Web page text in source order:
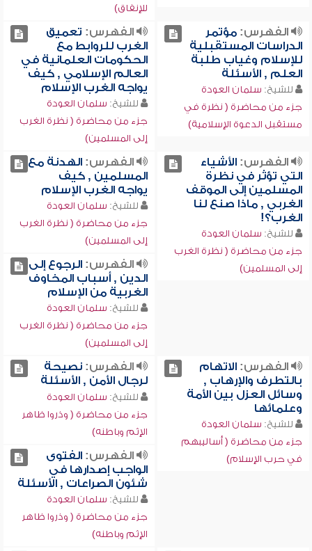
للإنفاق)
الفهرس:مؤتمر
الدراسات المستقبلية
للإسلام وغياب طلبة
العلم , الأسئلة
للشيخ: سلمان العودة
جزء من محاضرة ( نظرة في
مستقبل الدعوة الإسلامية)
الفهرس: تعميق
الغرب للروابط مع
الحكومات العلمانية في
العالم الإسلامي , كيف
يواجه الغرب الإسلام
للشيخ: سلمان العودة
جزء من محاضرة ( نظرة الغرب
إلى المسلمين)
الفهرس:الأشياء
التي تؤثر في نظرة
المسلمين إلى الموقف
الغربي , ماذا صنع لنا
الغرب؟!
للشيخ: سلمان العودة
جزء من محاضرة ( نظرة الغرب
إلى المسلمين)
الفهرس:الهدنة مع
المسلمين , كيف
يواجه الغرب الإسلام
للشيخ: سلمان العودة
جزء من محاضرة ( نظرة الغرب
إلى المسلمين)
الفهرس:الرجوع إلى
الدين , أسباب المخاوف
الغربية من الإسلام
للشيخ: سلمان العودة
جزء من محاضرة ( نظرة الغرب
إلى المسلمين)
الفهرس:الاتهام
بالتطرف والإرهاب ,
وسائل العزل بين الأمة
وعلمائها
للشيخ: سلمان العودة
جزء من محاضرة ( أساليبهم
في حرب الإسلام)
الفهرس:نصيحة
لرجال الأمن , الأسئلة
للشيخ: سلمان العودة
جزء من محاضرة ( وذروا ظاهر
الإثم وباطنه)
الفهرس:الفتوى
الواجب إصدارها في
شئون الصراعات , الأسئلة
للشيخ: سلمان العودة
جزء من محاضرة ( وذروا ظاهر
الإثم وباطنه)